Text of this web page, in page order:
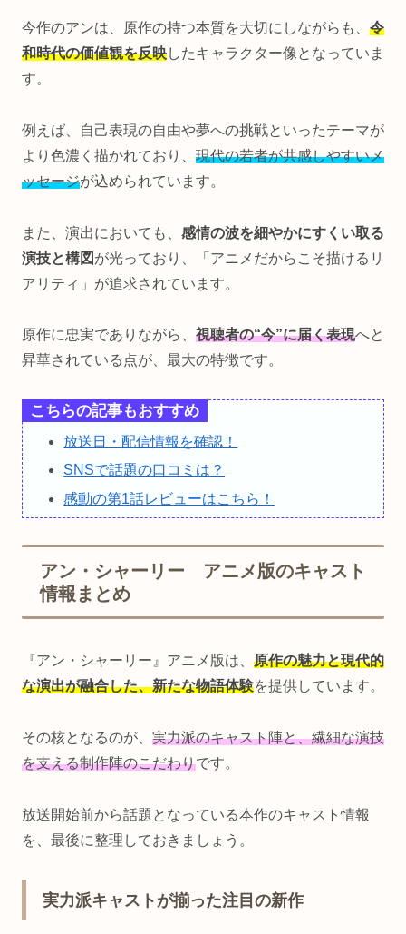
今作のアンは、原作の持つ本質を大切にしながらも、 令
和時代の価値観を反映したキャラクター像となっていま
す。
例えば、自己表現の自由や夢への挑戦といったテーマが
より色濃く描かれており、 現代の若者が共感しやすいメ
ッセージが込められています。
また、演出においても、 感情の波を細やかにすくい取る
演技と構図 が光っており、「アニメだからこそ描けるリ
アリティ」が追求されています。
原作に忠実でありながら、 視聴者の“今”に届く表現へと
昇華されている点が、最大の特徴です。
こちらの記事もおすすめ
放送日・配信情報を確認！
SNSで話題の口コミは？
感動の第1話レビューはこちら！
アン・シャーリー アニメ版のキャスト
情報まとめ
『アン・シャーリー』アニメ版は、 原作の魅力と現代的
な演出が融合した、新たな物語体験を提供しています。
その核となるのが、 実力派のキャスト陣と、繊細な演技
を支える制作陣のこだわりです。
放送開始前から話題となっている本作のキャスト情報
を、最後に整理しておきましょう。
実力派キャストが揃った注目の新作